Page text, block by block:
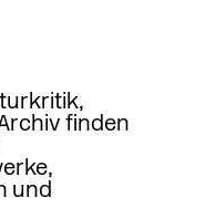
finden
und